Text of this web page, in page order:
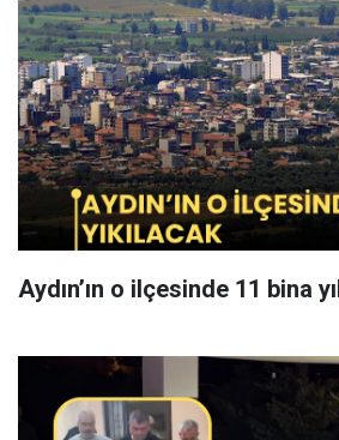
Aydın’ın o ilçesinde 11 bina